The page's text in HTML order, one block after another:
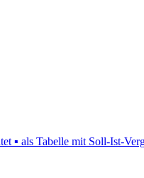
▪ als Tabelle mit Soll-Ist-